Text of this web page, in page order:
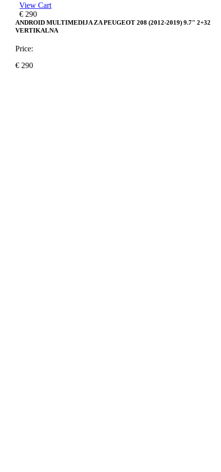
View Cart
€ 290
ANDROID MULTIMEDIJA ZA PEUGEOT 208 (2012-2019) 9.7″ 2+32
VERTIKALNA
Price:
€ 290